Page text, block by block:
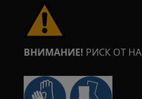
ВНИМАНИЕ! РИСК ОТ